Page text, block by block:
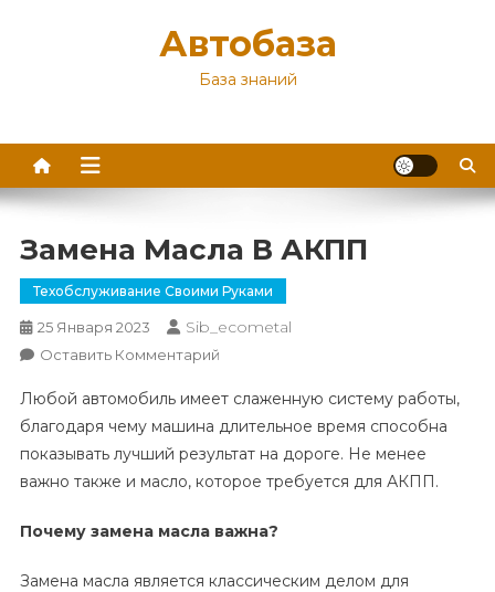
Автобаза
База знаний
Замена Масла В АКПП
Техобслуживание Своими Руками
25 Января 2023 Sib_ecometal
Оставить КомментарийК
Масла
В
АКПП
Любой автомобиль имеет слаженную систему работы,
благодаря чему машина длительное время способна
показывать лучший результат на дороге. Не менее
важно также и масло, которое требуется для АКПП.
Почему замена масла важна?
Замена масла является классическим делом для